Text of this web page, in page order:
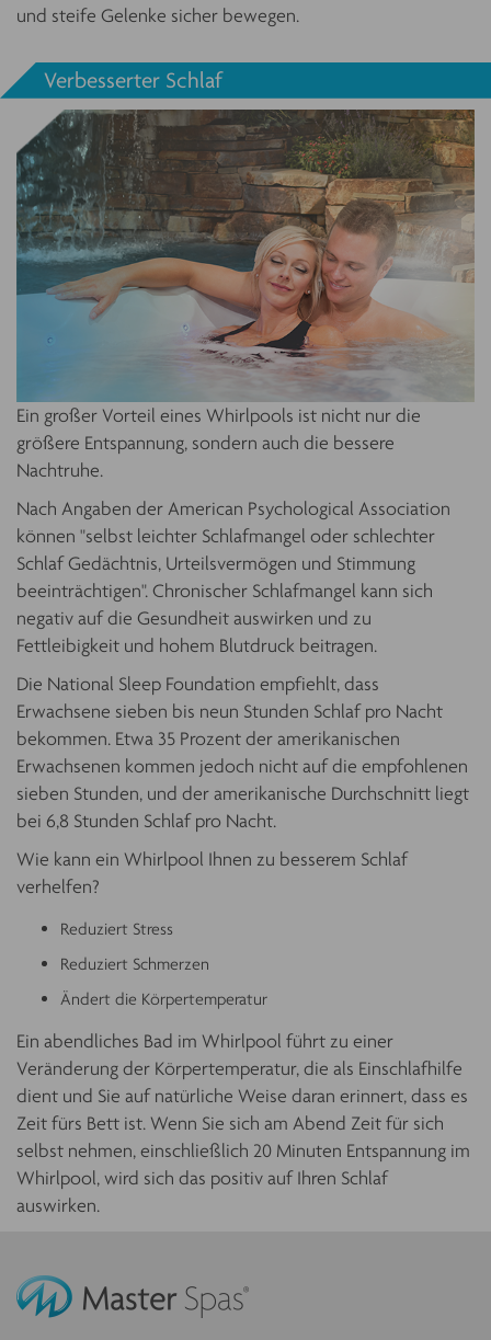
und steife Gelenke sicher bewegen.
Verbesserter Schlaf
Ein großer Vorteil eines Whirlpools ist nicht nur die
größere Entspannung, sondern auch die bessere
Nachtruhe.
Nach Angaben der American Psychological Association
können "selbst leichter Schlafmangel oder schlechter
Schlaf Gedächtnis, Urteilsvermögen und Stimmung
beeinträchtigen". Chronischer Schlafmangel kann sich
negativ auf die Gesundheit auswirken und zu
Fettleibigkeit und hohem Blutdruck beitragen.
Die National Sleep Foundation empfiehlt, dass
Erwachsene sieben bis neun Stunden Schlaf pro Nacht
bekommen. Etwa 35 Prozent der amerikanischen
Erwachsenen kommen jedoch nicht auf die empfohlenen
sieben Stunden, und der amerikanische Durchschnitt liegt
bei 6,8 Stunden Schlaf pro Nacht.
Wie kann ein Whirlpool Ihnen zu besserem Schlaf
verhelfen?
Reduziert Stress
Reduziert Schmerzen
Ändert die Körpertemperatur
Ein abendliches Bad im Whirlpool führt zu einer
Veränderung der Körpertemperatur, die als Einschlafhilfe
dient und Sie auf natürliche Weise daran erinnert, dass es
Zeit fürs Bett ist. Wenn Sie sich am Abend Zeit für sich
selbst nehmen, einschließlich 20 Minuten Entspannung im
Whirlpool, wird sich das positiv auf Ihren Schlaf
auswirken.